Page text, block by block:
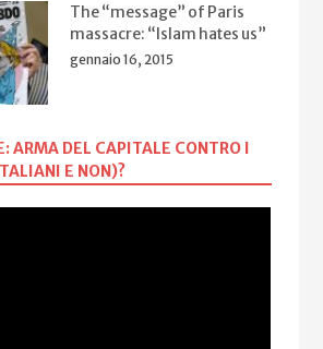
The “message” of Paris
massacre: “Islam hates us”
gennaio 16, 2015
ARMA DEL CAPITALE CONTRO I
E NON)?